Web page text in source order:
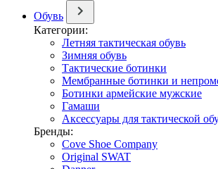
Обувь
Категории:
Летняя тактическая обувь
Зимняя обувь
Тактические ботинки
Мембранные ботинки и
Ботинки армейские мужские
Гамаши
Аксессуары для тактической
Бренды:
Cove Shoe Company
Original SWAT